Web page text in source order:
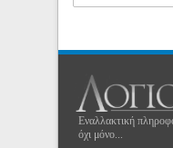
Εναλλακτική
όχι μόνο...